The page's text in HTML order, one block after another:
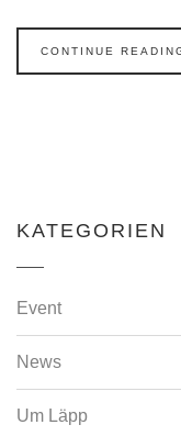
CONTINUE
KATEGORIEN
Event
News
Um Läpp